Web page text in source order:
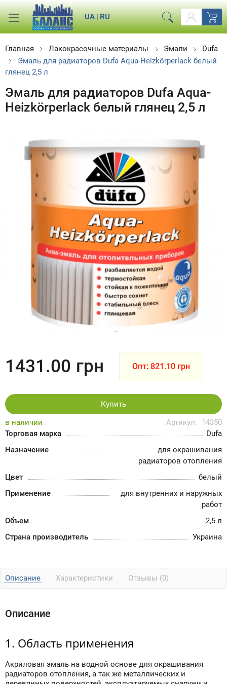
RU
|
UA
Главная Лакокрасочные материалы Эмали
Dufa
Эмаль для радиаторов Dufa Aqua-Heizkörperlack белый
глянец 2,5 л
Эмаль для радиаторов Dufa Aqua-
Heizkörperlack белый глянец 2,5 л
в наличии Артикул:
14350
Торговая марка
Dufa
Назначение
для окрашивания
радиаторов отопления
Цвет
белый
Применение
для внутренних и наружных
работ
Объем
2,5 л
Страна производитель
Украина
1431.00 грн Опт: 821.10 грн
Купить
Описание Характеристики Отзывы (0)
Описание
1. Область применения
Акриловая эмаль на водной основе для окрашивания
радиаторов отопления, а так же металлических и